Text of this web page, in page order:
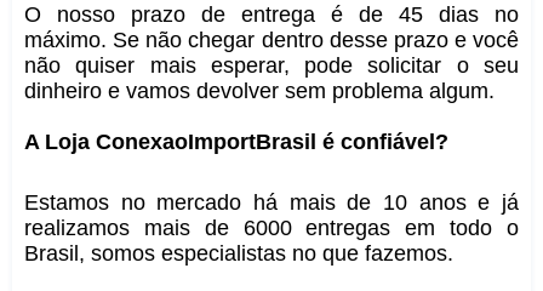
O nosso prazo de entrega é de 45 dias no
máximo. Se não chegar dentro desse prazo e você
não quiser mais esperar, pode solicitar o seu
dinheiro e vamos devolver sem problema algum.
A Loja ConexaoImportBrasil é confiável?
Estamos no mercado há mais de 10 anos e já
realizamos mais de 6000 entregas em todo o
Brasil, somos especialistas no que fazemos.